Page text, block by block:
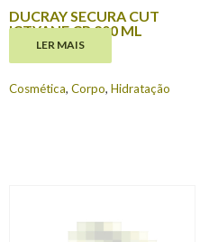
DUCRAY SECURA CUT
ICTYANE CR 200 ML
17.24
LER MAIS
Cosmética, Corpo, Hidratação